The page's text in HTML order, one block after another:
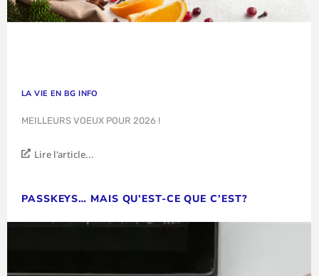
LA VIE EN BG INFO
MEILLEURS VOEUX POUR 2026 !
Lire l'article...
PASSKEYS… MAIS QU’EST-CE QUE C’EST?